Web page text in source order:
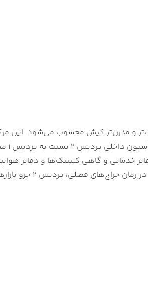
1 قرار دارد و یکی از مراکز بزرگ‌تر و مدرن‌تر کیش محسوب
خدماتی و گاهی کلینیک‌ها و دفاتر
دیگر آن وجود کافه و